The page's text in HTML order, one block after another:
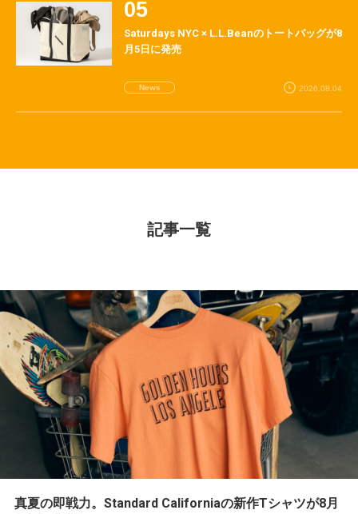
Saturdays NYC × L.L.Beanのトートバッグが8
月5日に発売
News 2026.08.04
記事一覧
真夏の即戦力。Standard Californiaの新作Tシャツが8月